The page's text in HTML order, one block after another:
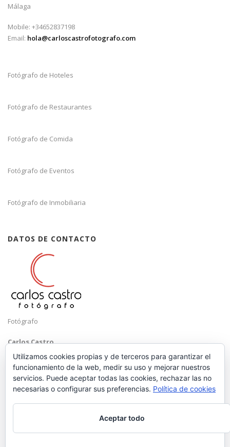
Málaga
Mobile: +34652837198
Email: hola@carloscastrofotografo.com
Fotógrafo de Hoteles
Fotógrafo de Restaurantes
Fotógrafo de Comida
Fotógrafo de Eventos
Fotógrafo de Inmobiliaria
DATOS DE CONTACTO
Fotógrafo
Carlos Castro
Málaga
Mobile: +34 652 83 71 98
hola@carloscastrofotografo.com
Utilizamos cookies propias y de terceros para garantizar el
funcionamiento de la web, medir su uso y mejorar nuestros
servicios. Puede aceptar todas las cookies, rechazar las no
necesarias o configurar sus preferencias. Política de cookies
Aceptar todo